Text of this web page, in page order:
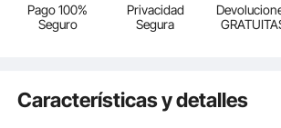
Pago 100%
Seguro
Privacidad
Segura
Características y detalles